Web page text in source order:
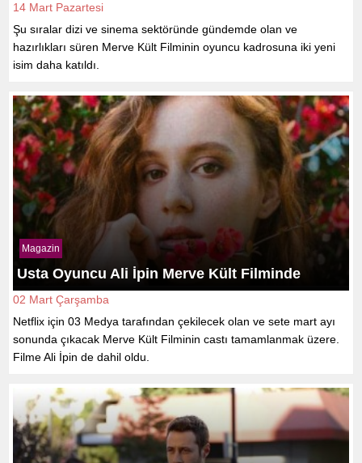
14 Mart Pazartesi
Şu sıralar dizi ve sinema sektöründe gündemde olan ve
hazırlıkları süren Merve Kült Filminin oyuncu kadrosuna iki yeni
isim daha katıldı.
Magazin
Usta Oyuncu Ali İpin Merve Kült Filminde
02 Mart Çarşamba
Netflix için 03 Medya tarafından çekilecek olan ve sete mart ayı
sonunda çıkacak Merve Kült Filminin castı tamamlanmak üzere.
Filme Ali İpin de dahil oldu.